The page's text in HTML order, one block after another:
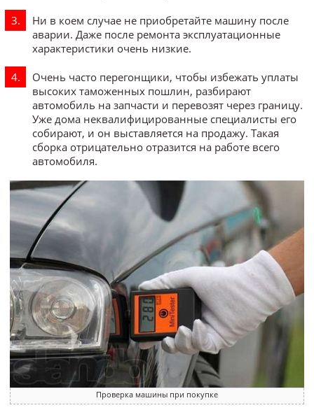
Ни в коем случае не приобретайте машину после
аварии. Даже после ремонта эксплуатационные
характеристики очень низкие.
Очень часто перегонщики, чтобы избежать уплаты
высоких таможенных пошлин, разбирают
автомобиль на запчасти и перевозят через границу.
Уже дома неквалифицированные специалисты его
собирают, и он выставляется на продажу. Такая
сборка отрицательно отразится на работе всего
автомобиля.
Проверка машины при покупке